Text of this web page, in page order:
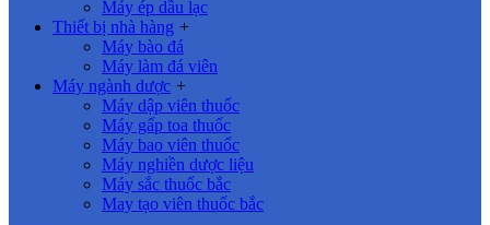
Máy ép dầu lạc
Thiết bị nhà hàng +
Máy bào đá
Máy làm đá viên
Máy ngành dược +
Máy dập viên thuốc
Máy gấp toa thuốc
Máy bao viên thuốc
Máy nghiền dược liệu
Máy sắc thuốc bắc
May tạo viên thuốc bắc